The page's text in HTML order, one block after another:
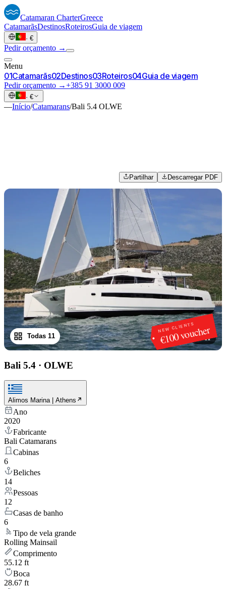
Catamaran CharterGreece
CatamarãsDestinosRoteirosGuia de viagem
· €
Pedir orçamento →
Menu
01Catamarãs02Destinos03Roteiros04Guia de viagem
Pedir orçamento →+385 91 3000 009
· €
—Início/Catamarans/Bali 5.4 OLWE
Partilhar Descarregar PDF
NEW CLIENTS
€100 voucher
1/11
Todas 11
Bali 5.4 · OLWE
Alimos Marina | Athens
Ano
2020
Fabricante
Bali Catamarans
Cabinas
6
Beliches
14
Pessoas
12
Casas de banho
6
Tipo de vela grande
Rolling Mainsail
Comprimento
55.12 ft
Boca
28.67 ft